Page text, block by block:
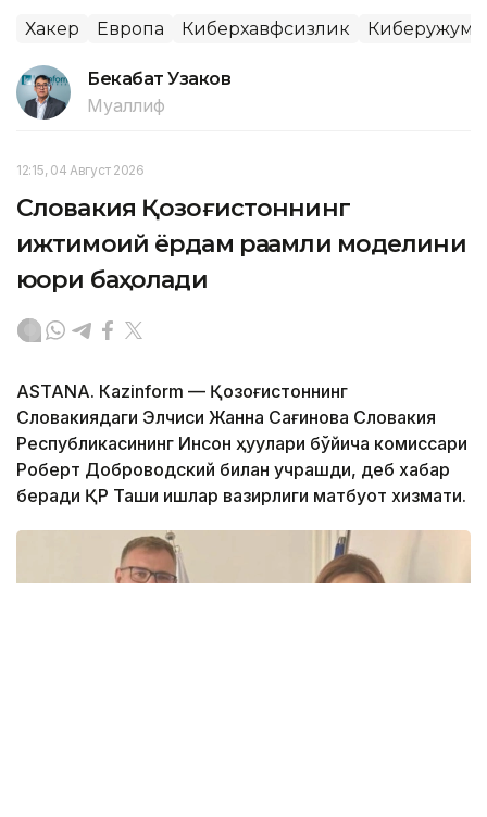
Хакер Европа Киберхавфсизлик Киберҳужум
Бекабат Узаков
Муаллиф
12:15, 04 Август 2026
Словакия Қозоғистоннинг
ижтимоий ёрдам рақамли моделини
юқори баҳолади
ASTANА. Кazinform — Қозоғистоннинг
Словакиядаги Элчиси Жанна Сағинова Словакия
Республикасининг Инсон ҳуқуқлари бўйича комиссари
Роберт Доброводский билан учрашди, деб хабар
беради ҚР Ташқи ишлар вазирлиги матбуот хизмати.